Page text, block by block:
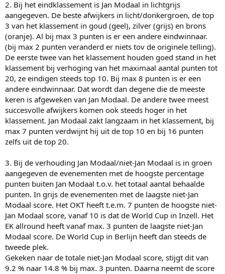
2. Bij het eindklassement is Jan Modaal in lichtgrijs
aangegeven. De beste afwijkers in licht/donkergroen, de top
3 van het klassement in goud (geel), zilver (grijs) en brons
(oranje). Al bij max 3 punten is er een andere eindwinnaar.
(bij max 2 punten veranderd er niets tov de originele telling).
De eerste twee van het klassement houden goed stand in het
klassement bij verhoging van het maximaal aantal punten tot
20, ze eindigen steeds top 10. Bij max 8 punten is er een
andere eindwinnaar. Dat wordt dan degene die de meeste
keren is afgeweken van Jan Modaal. De andere twee meest
succesvolle afwijkers komen ook steeds hoger in het
klassement. Jan Modaal zakt langzaam in het klassement, bij
max 7 punten verdwijnt hij uit de top 10 en bij 16 punten
zelfs uit de top 20.
3. Bij de verhouding Jan Modaal/niet-Jan Modaal is in groen
aangegeven de evenementen met de hoogste percentage
punten buiten Jan Modaal t.o.v. het totaal aantal behaalde
punten. In grijs de evenementen met de laagste niet-Jan
Modaal score. Het OKT heeft t.e.m. 7 punten de hoogste niet-
Jan Modaal score, vanaf 10 is dat de World Cup in Inzell. Het
EK allround heeft vanaf max. 3 punten de laagste niet-Jan
Modaal score. De World Cup in Berlijn heeft dan steeds de
tweede plek.
Gekeken naar de totale niet-Jan Modaal score, stijgt dit van
9.2 % naar 14.8 % bij max. 3 punten. Daarna neemt de score